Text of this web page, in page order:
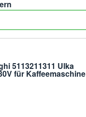
5113211311 Ulka
für Kaffeemaschine